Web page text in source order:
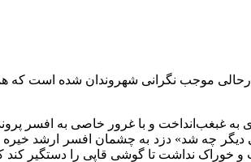
موجب نگرانی شهروندان شده است که
غبغب‌انداخت و با غرور خاصی به افسر
چه شد» دزد به چشمان افسر ارشد خیره
خوراک نداشت تا گوشی قاپی را دستگیر کند